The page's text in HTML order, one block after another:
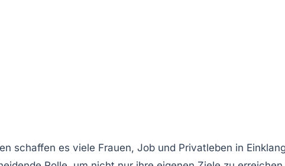
schaffen es viele Frauen, Job und Privatleben in